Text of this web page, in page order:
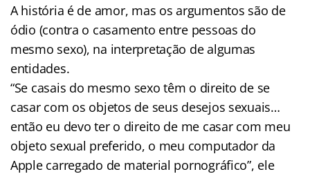
A história é de amor, mas os argumentos são de
ódio (contra o casamento entre pessoas do
mesmo sexo), na interpretação de algumas
entidades.
“Se casais do mesmo sexo têm o direito de se
casar com os objetos de seus desejos sexuais…
então eu devo ter o direito de me casar com meu
objeto sexual preferido, o meu computador da
Apple carregado de material pornográfico”, ele